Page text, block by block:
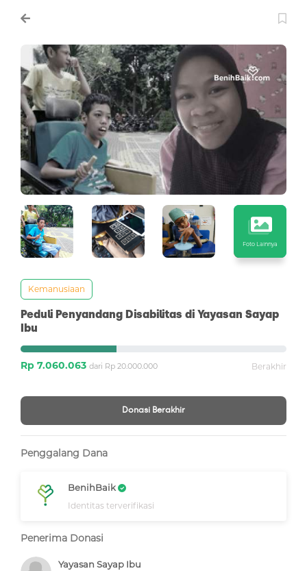
Foto Lainnya
Kemanusiaan
Peduli Penyandang Disabilitas di Yayasan Sayap
Ibu
Rp 7.060.063 dari Rp 20.000.000 Berakhir
Donasi Berakhir
Penggalang Dana
BenihBaik
Identitas terverifikasi
Penerima Donasi
Yayasan Sayap Ibu